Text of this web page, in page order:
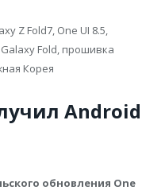
Z Fold7, One UI 8.5,
Fold, прошивка
Корея
Android
обновления One